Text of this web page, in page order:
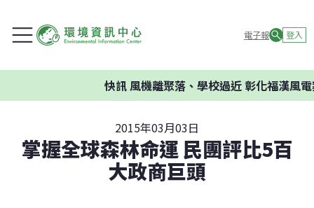
電子報 登入
快訊風機離聚落、學校過近 彰化福漢風電案
2015年03月03日
掌握全球森林命運 民團評比5百
大政商巨頭